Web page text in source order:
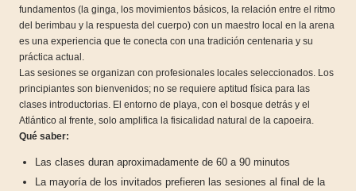
fundamentos (la ginga, los movimientos básicos, la relación entre el ritmo
del berimbau y la respuesta del cuerpo) con un maestro local en la arena
es una experiencia que te conecta con una tradición centenaria y su
práctica actual.
Las sesiones se organizan con profesionales locales seleccionados. Los
principiantes son bienvenidos; no se requiere aptitud física para las
clases introductorias. El entorno de playa, con el bosque detrás y el
Atlántico al frente, solo amplifica la fisicalidad natural de la capoeira.
Qué saber:
Las clases duran aproximadamente de 60 a 90 minutos
La mayoría de los invitados prefieren las sesiones al final de la